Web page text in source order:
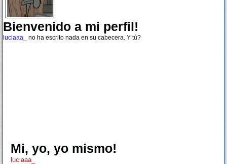
Bienvenido a mi perfil!
luciaaa_ no ha escrito nada en su cabecera. Y tú?
Mi, yo, yo mismo!
luciaaa_